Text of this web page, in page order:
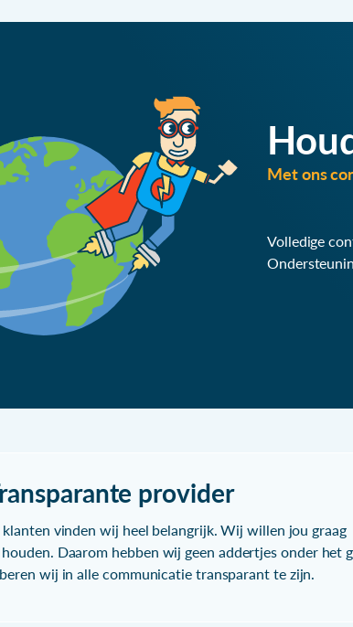
Met ons
Volledige
provider
klanten vinden wij heel belangrijk. Wij willen jou graag
Daarom hebben wij geen addertjes onder het
wij in alle communicatie transparant te zijn.